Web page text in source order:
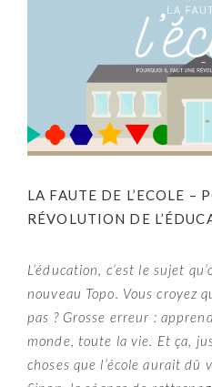
LA FAUTE DE L’ECOLE –
RÉVOLUTION DE
L’éducation, c’est le sujet
nouveau Topo. Vous croyez
pas ? Grosse erreur :
monde, toute la vie. Et ça,
choses que l’école aurait dû